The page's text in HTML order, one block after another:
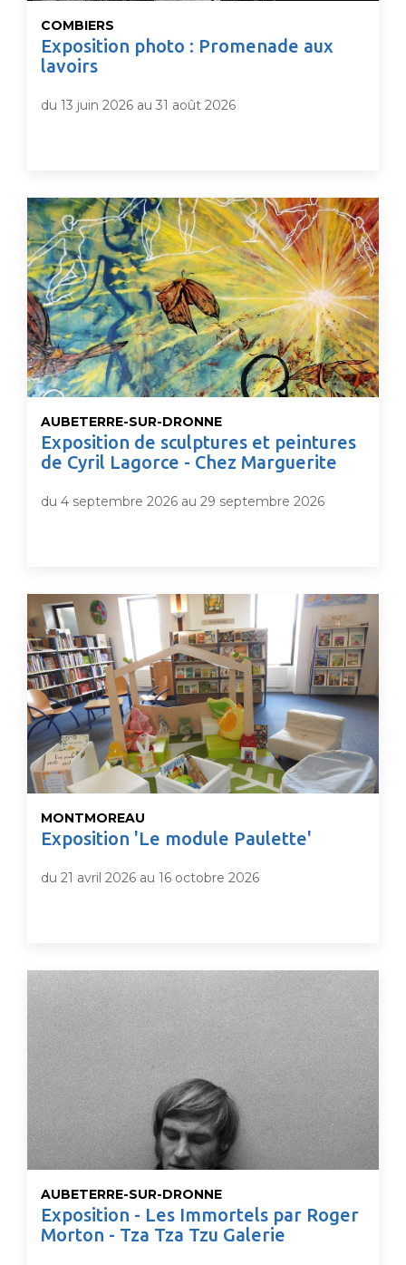
COMBIERS
Exposition photo : Promenade aux
lavoirs
du 13 juin 2026 au 31 août 2026
AUBETERRE-SUR-DRONNE
Exposition de sculptures et peintures
de Cyril Lagorce - Chez Marguerite
du 4 septembre 2026 au 29 septembre 2026
MONTMOREAU
Exposition 'Le module Paulette'
du 21 avril 2026 au 16 octobre 2026
AUBETERRE-SUR-DRONNE
Exposition - Les Immortels par Roger
Morton - Tza Tza Tzu Galerie